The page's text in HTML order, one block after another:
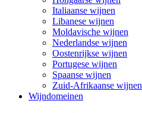
Italiaanse wijnen
Libanese wijnen
Moldavische wijnen
Nederlandse wijnen
Oostenrijkse wijnen
Portugese wijnen
Spaanse wijnen
Zuid-Afrikaanse wijnen
Wijndomeinen